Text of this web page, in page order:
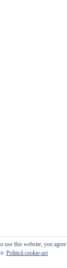
this website, you
Politică cookie-uri